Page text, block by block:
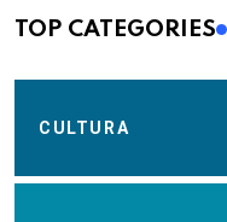
TOP CATEGORIES
CULTURA